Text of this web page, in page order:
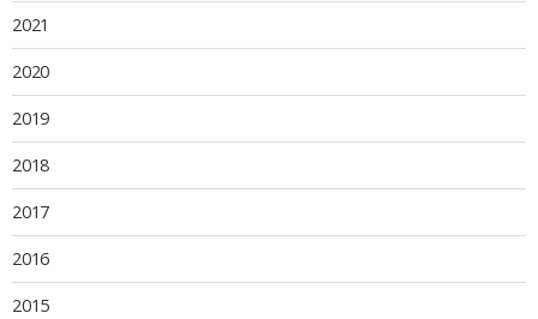
2021
2020
2019
2018
2017
2016
2015